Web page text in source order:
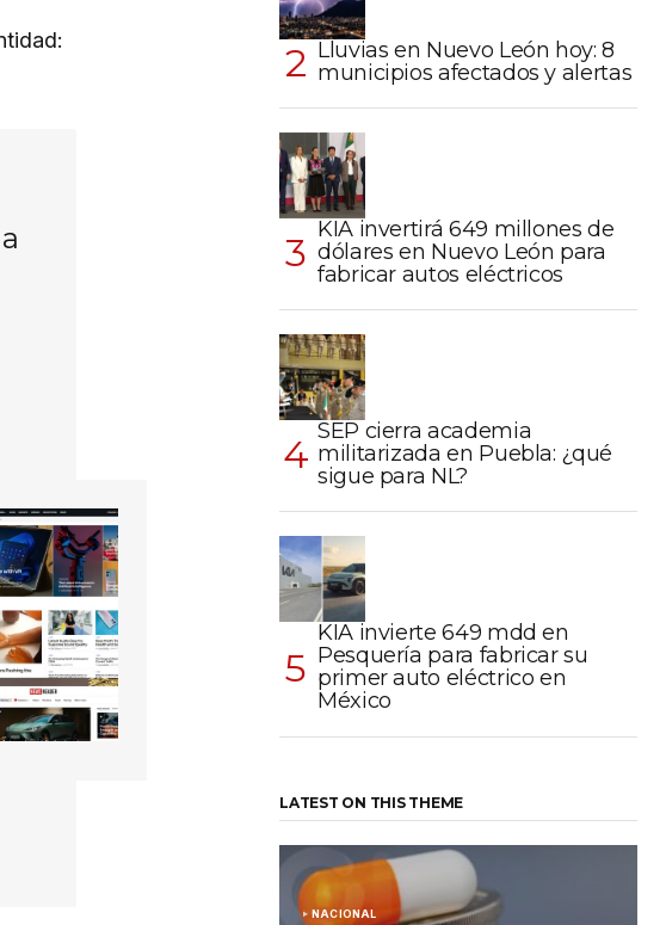
Lluvias en Nuevo León hoy: 8
municipios afectados y alertas
KIA invertirá 649 millones de
dólares en Nuevo León para
fabricar autos eléctricos
SEP cierra academia
militarizada en Puebla: ¿qué
sigue para NL?
KIA invierte 649 mdd en
Pesquería para fabricar su
primer auto eléctrico en
México
LATEST ON THIS THEME
NACIONAL